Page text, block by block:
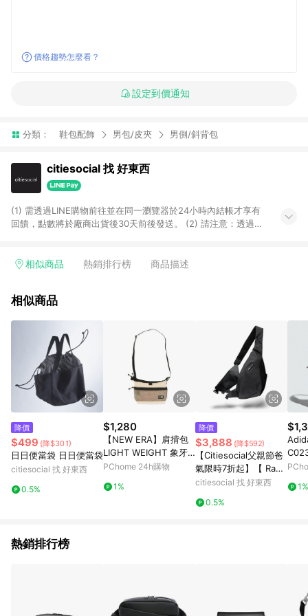
價格趨勢怎麼看？
設定到價通知
分類： 鞋包配飾 男包/皮夾 男側/斜背包
citiesocial 找 好東西
(1) 需透過LINE購物前往並在同一瀏覽器於24小時內結帳才享有
回饋，點數將於廠商出貨後30天前後發送。 (2) 請注意：透過
相似商品 熱銷排行榜 商品描述
相似商品
降價
$499 (降$301)
日日便當袋 日日便當袋
citiesocial 找 好東西
0.5%
$1,280
【NEW ERA】肩揹包
LIGHT WEIGHT 象牙
白-NE13526814
PChome 24h購物
1%
降價
$3,888 (降$592)
【Citiesocial父親節爸
氣限時7折起】【 Radi
ant 】R2 魔換行動斜
購 砂岩白
citiesocial 找 好東西
0.5%
手提
1%
熱銷排行榜